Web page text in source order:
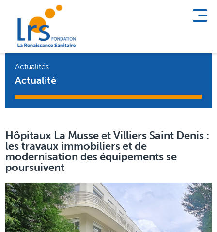
Hôpitaux La Musse et Villiers Saint Denis :
les travaux immobiliers et de
modernisation des équipements se
poursuivent
Actualités
Actualité